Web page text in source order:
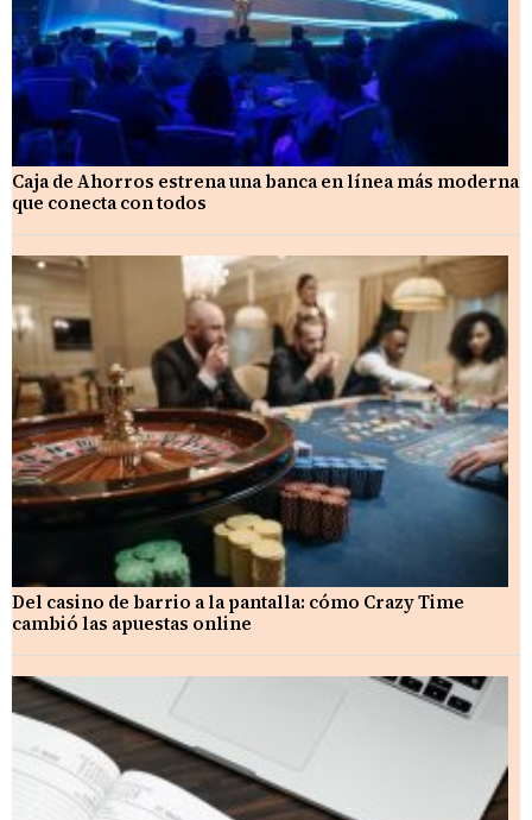
Caja de Ahorros estrena una banca en línea más moderna
que conecta con todos
Del casino de barrio a la pantalla: cómo Crazy Time
cambió las apuestas online